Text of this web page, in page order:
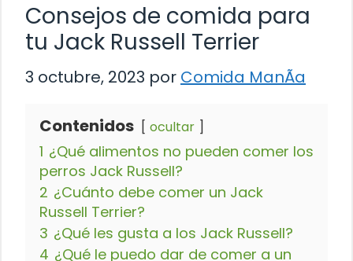
Consejos de comida para
tu Jack Russell Terrier
3 octubre, 2023 por Comida ManÃ­a
Contenidos ocultar
1 ¿Qué alimentos no pueden comer los
perros Jack Russell?
2 ¿Cuánto debe comer un Jack
Russell Terrier?
3 ¿Qué les gusta a los Jack Russell?
4 ¿Qué le puedo dar de comer a un